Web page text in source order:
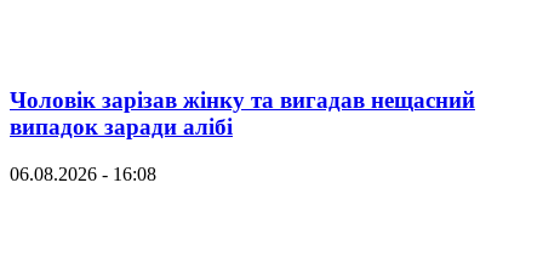
Чоловік зарізав жінку та вигадав нещасний
випадок заради алібі
06.08.2026 - 16:08